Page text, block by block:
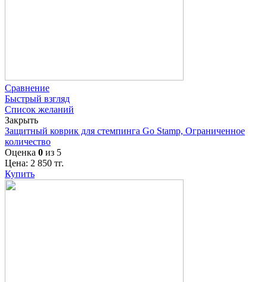
Сравнение
Быстрый взгляд
Список желаний
Закрыть
Защитный коврик для стемпинга Go Stamp, Ограниченное
количество
Оценка 0 из 5
Цена: 2 850 тг.
Купить